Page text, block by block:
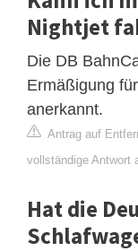
Nightjet
Die DB
Ermäßigung
anerkannt.
Antrag auf
vollständige Antwort
Hat die